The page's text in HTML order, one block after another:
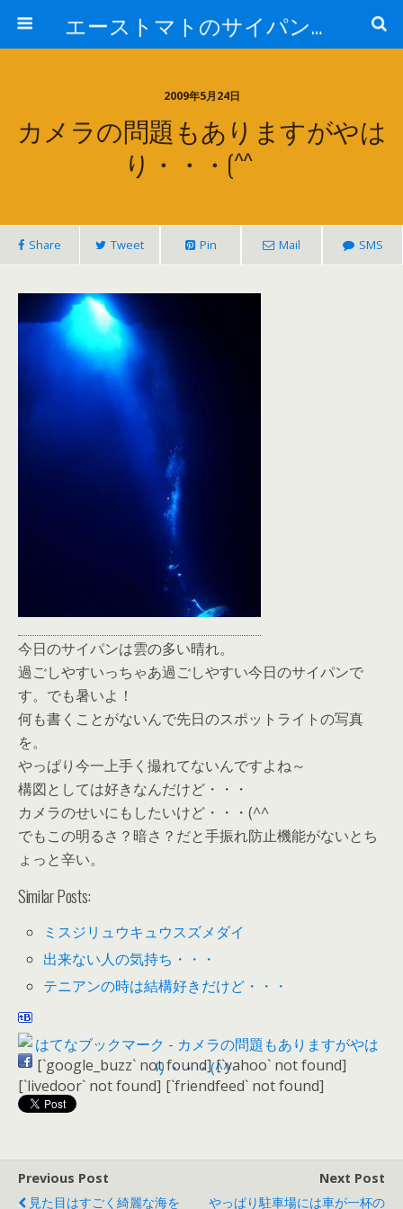
エーストマトのサイパンダイビング日記
2009年5月24日
カメラの問題もありますがやは
り・・・(^^ゞ
Share Tweet Pin Mail SMS
今日のサイパンは雲の多い晴れ。
過ごしやすいっちゃあ過ごしやすい今日のサイパンで
す。でも暑いよ！
何も書くことがないんで先日のスポットライトの写真
を。
やっぱり今一上手く撮れてないんですよね～
構図としては好きなんだけど・・・
カメラのせいにもしたいけど・・・(^^ゞ
でもこの明るさ？暗さ？だと手振れ防止機能がないとち
ょっと辛い。
Similar Posts:
ミスジリュウキュウスズメダイ
出来ない人の気持ち・・・
テニアンの時は結構好きだけど・・・
[`google_buzz` not found] [`yahoo` not found]
[`livedoor` not found] [`friendfeed` not found]
Previous Post
見た目はすごく綺麗な海を
Next Post
やっぱり駐車場には車が一杯の